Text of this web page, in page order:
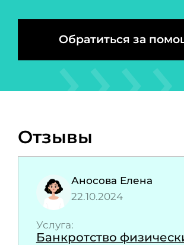
Обратиться за
Отзывы
Аносова Елена
22.10.2024
Услуга:
Банкротство